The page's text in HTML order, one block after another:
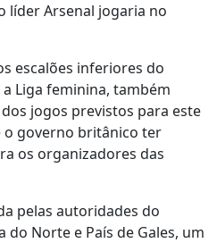
líder Arsenal jogaria no
escalões inferiores do
Liga feminina, também
jogos previstos para este
o governo britânico ter
os organizadores das
pelas autoridades do
do Norte e País de Gales, um